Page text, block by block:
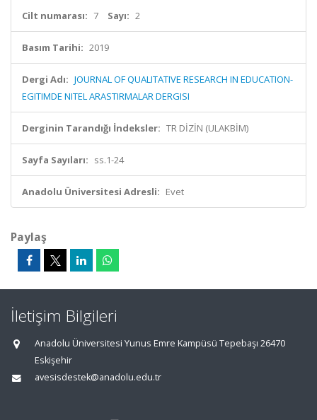
Cilt numarası: 7 Sayı: 2
Basım Tarihi: 2019
Dergi Adı: JOURNAL OF QUALITATIVE RESEARCH IN EDUCATION-
EGITIMDE NITEL ARASTIRMALAR DERGISI
Derginin Tarandığı İndeksler: TR DİZİN (ULAKBİM)
Sayfa Sayıları: ss.1-24
Anadolu Üniversitesi Adresli: Evet
Paylaş
İletişim Bilgileri
Anadolu Üniversitesi Yunus Emre Kampüsü Tepebaşı 26470
Eskişehir
avesisdestek@anadolu.edu.tr